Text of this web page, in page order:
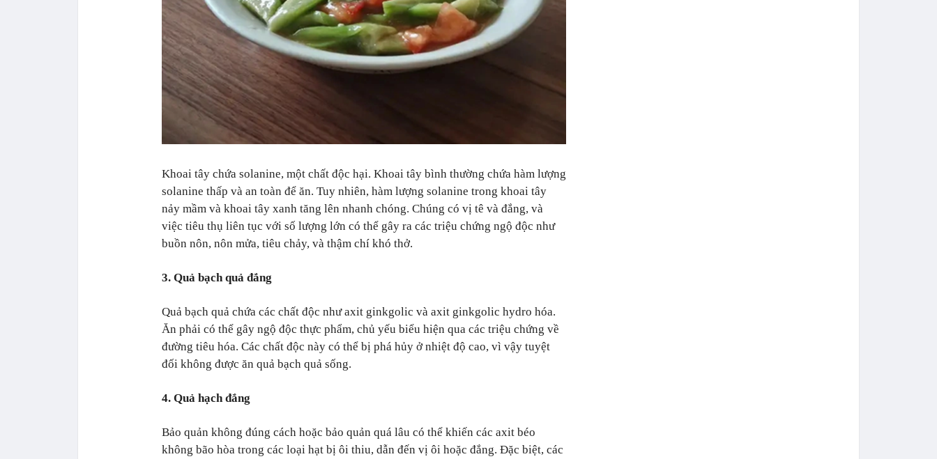
Khoai tây chứa solanine, một chất độc hại. Khoai tây bình thường chứa hàm lượng
solanine thấp và an toàn để ăn. Tuy nhiên, hàm lượng solanine trong khoai tây
nảy mầm và khoai tây xanh tăng lên nhanh chóng. Chúng có vị tê và đắng, và
việc tiêu thụ liên tục với số lượng lớn có thể gây ra các triệu chứng ngộ độc như
buồn nôn, nôn mửa, tiêu chảy, và thậm chí khó thở.
3. Quả bạch quả đắng
Quả bạch quả chứa các chất độc như axit ginkgolic và axit ginkgolic hydro hóa.
Ăn phải có thể gây ngộ độc thực phẩm, chủ yếu biểu hiện qua các triệu chứng về
đường tiêu hóa. Các chất độc này có thể bị phá hủy ở nhiệt độ cao, vì vậy tuyệt
đối không được ăn quả bạch quả sống.
4. Quả hạch đắng
Bảo quản không đúng cách hoặc bảo quản quá lâu có thể khiến các axit béo
không bão hòa trong các loại hạt bị ôi thiu, dẫn đến vị ôi hoặc đắng. Đặc biệt, các